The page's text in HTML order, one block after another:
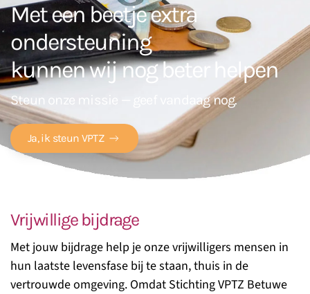
Met een beetje extra
ondersteuning
kunnen wij nog beter helpen
Steun onze missie — geef vandaag nog.
Ja, ik steun VPTZ
Vrijwillige bijdrage
Met jouw bijdrage help je onze vrijwilligers mensen in
hun laatste levensfase bij te staan, thuis in de
vertrouwde omgeving. Omdat Stichting VPTZ Betuwe